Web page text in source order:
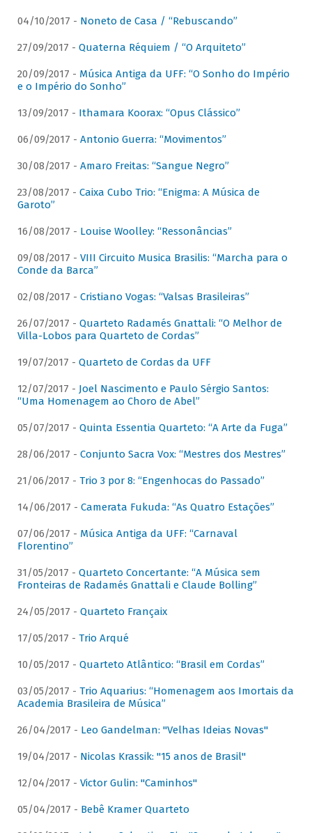
04/10/2017 - Noneto de Casa / “Rebuscando”
27/09/2017 - Quaterna Réquiem / “O Arquiteto”
20/09/2017 - Música Antiga da UFF: “O Sonho do Império
e o Império do Sonho”
13/09/2017 - Ithamara Koorax: “Opus Clássico”
06/09/2017 - Antonio Guerra: “Movimentos”
30/08/2017 - Amaro Freitas: “Sangue Negro”
23/08/2017 - Caixa Cubo Trio: “Enigma: A Música de
Garoto”
16/08/2017 - Louise Woolley: “Ressonâncias”
09/08/2017 - VIII Circuito Musica Brasilis: “Marcha para o
Conde da Barca”
02/08/2017 - Cristiano Vogas: “Valsas Brasileiras”
26/07/2017 - Quarteto Radamés Gnattali: “O Melhor de
Villa-Lobos para Quarteto de Cordas”
19/07/2017 - Quarteto de Cordas da UFF
12/07/2017 - Joel Nascimento e Paulo Sérgio Santos:
“Uma Homenagem ao Choro de Abel”
05/07/2017 - Quinta Essentia Quarteto: “A Arte da Fuga”
28/06/2017 - Conjunto Sacra Vox: “Mestres dos Mestres”
21/06/2017 - Trio 3 por 8: “Engenhocas do Passado”
14/06/2017 - Camerata Fukuda: “As Quatro Estações”
07/06/2017 - Música Antiga da UFF: “Carnaval
Florentino”
31/05/2017 - Quarteto Concertante: “A Música sem
Fronteiras de Radamés Gnattali e Claude Bolling”
24/05/2017 - Quarteto Françaix
17/05/2017 - Trio Arqué
10/05/2017 - Quarteto Atlântico: “Brasil em Cordas”
03/05/2017 - Trio Aquarius: “Homenagem aos Imortais da
Academia Brasileira de Música”
26/04/2017 - Leo Gandelman: "Velhas Ideias Novas"
19/04/2017 - Nicolas Krassik: "15 anos de Brasil"
12/04/2017 - Victor Gulin: "Caminhos"
05/04/2017 - Bebê Kramer Quarteto